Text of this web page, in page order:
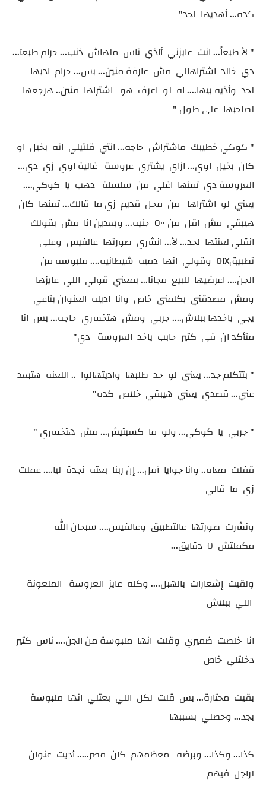
كده... أهديها لحد"
" لأ طبعاً... انت عايزني أاذي ناس ملهاش ذنب... حرام طبعآ...
دي خالد اشتراهالي مش عارفة منين... بس... حرام اديها
لحد وأذيه بيها.... اه لو اعرف هو اشتراها منين.. هرجعها
لصاحبها على طول "
" كوكي خطيبك ماشتراش حاجه... انتي قلتيلي انه بخيل او
كان بخيل اوي... ازاي يشتري عروسة غالية اوي زي دي...
العروسة دي تمنها اغلي من سلسلة دهب يا كوكي....
يعني لو اشتراها من محل قديم زي ما قالك... تمنها كان
هيبقي مش اقل من ٥٠٠ جنيه... وبعدين انا مش بقولك
انقلي لعنتها لحد... لأ... انشري صورتها عالفيس وعلى
تطبيقOIX وقولي انها دميه شيطانيه.... ملبوسه من
الجن.... اعرضيها للبيع مجانا... بمعني قولي اللي عايزها
ومش مصدقني يكلمني خاص وانا اديله العنوان بتاعي
يجي ياخدها ببلاش.... جربي ومش هتخسري حاجه... بس انا
متأكد ان فى كتير حابب ياخد العروسة دي"
" بتتكلم جد... يعني لو حد طلبها واديتهالوا .. اللعنه هتبعد
عني... قصدي يعني هيبقي خلاص كده"
" جربي يا كوكي... ولو ما كسبتيش... مش هتخسري "
قفلت معاه.. وانا جوايا آمل... إن ربنا بعته نجدة ليا.... عملت
زي ما قالي
ونشرت صورتها عالتطبيق وعالفيس.... سبحان الله
مكملتش ٥ دقايق...
ولقيت إشعارات بالهبل.... وكله عايز العروسة الملعونة
اللي ببلاش
انا خلصت ضميري وقلت انها ملبوسة من الجن.... ناس كتير
دخلتلي خاص
بقيت محتارة... بس قلت لكل اللي بعتلي انها ملبوسة
بجد... وحصلي بسببها
كذا... وكذا... وبرضه معظمهم كان مصر..... أديت عنوان
لراجل فيهم